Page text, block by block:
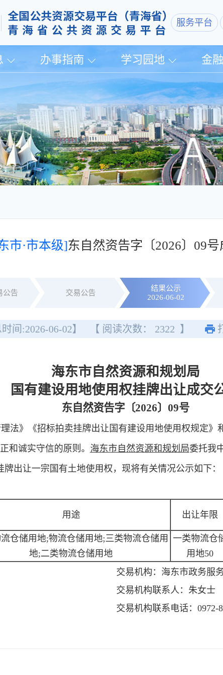
服务平台
办事指南 学习园地 金
市·市本级]东自然资告字〔2026〕09
公告 交易公告
结果公示
2026-06-02
时间:2026-06-02】 【 阅读次数： 2322 】
海东市自然资源和规划局
国有建设用地使用权挂牌出让成交
东自然资告字〔2026〕09号
》《招标拍卖挂牌出让国有建设用地使用权规定》
和诚实守信的原则。 海东市自然资源和规划局委托我
出让一宗国有土地使用权，现将有关情况公示如下：
用途 出让年限
仓储用地;物流仓储用地;三类物流仓储用
地;二类物流仓储用地
一类物流仓
用地50
交易机构： 海东市政务服
交易机构联系人： 朱女士
交易机构联系电话： 0972-